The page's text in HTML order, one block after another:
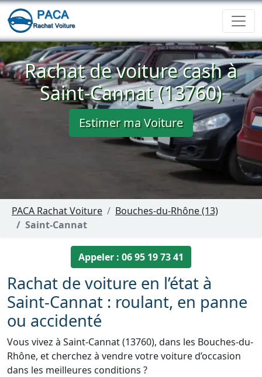
Rachat de voiture cash à
Saint-Cannat (13760)
Estimer ma Voiture
PACA Rachat Voiture
Bouches-du-Rhône (13)
Saint-Cannat
Appeler : 06 95 19 73 41
Rachat de voiture en l’état à
Saint-Cannat : roulant, en panne
ou accidenté
Vous vivez à Saint-Cannat (13760), dans les Bouches-du-
Rhône, et cherchez à vendre votre voiture d’occasion
dans les meilleures conditions ?